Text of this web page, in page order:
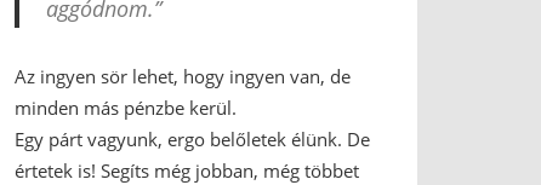
aggódnom.”
Az ingyen sör lehet, hogy ingyen van, de
minden más pénzbe kerül.
Egy párt vagyunk, ergo belőletek élünk. De
értetek is! Segíts még jobban, még többet